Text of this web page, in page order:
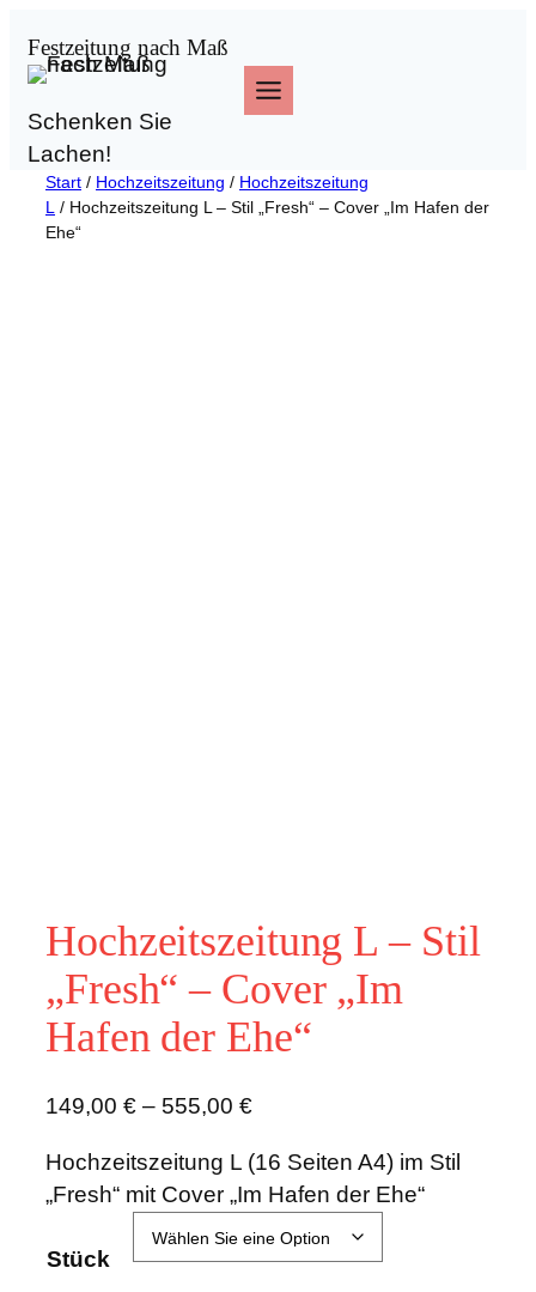
Inhalt
springen
Festzeitung nach Maß
Schenken Sie
Lachen!
Start / Hochzeitszeitung / Hochzeitszeitung
L / Hochzeitszeitung L – Stil „Fresh“ – Cover „Im Hafen der
Ehe“
Hochzeitszeitung L – Stil
„Fresh“ – Cover „Im
Hafen der Ehe“
149,00 € – 555,00 €
Hochzeitszeitung L (16 Seiten A4) im Stil
„Fresh“ mit Cover „Im Hafen der Ehe“
Stück